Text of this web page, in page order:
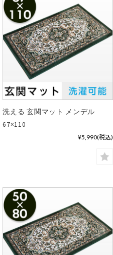
洗える 玄関マット メンデル
67×110
¥5,990(税込)